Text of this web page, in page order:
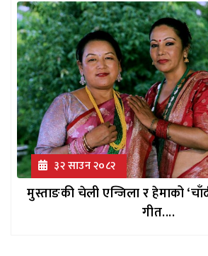
३२ साउन २०८२
मुस्ताङकी चेली एन्जिला र हेमाको
गीत....